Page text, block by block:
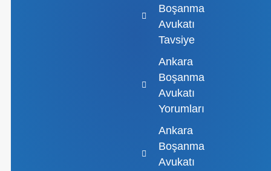
Boşanma
Avukatı
Tavsiye
Ankara
Boşanma
Avukatı
Yorumları
Ankara
Boşanma
Avukatı